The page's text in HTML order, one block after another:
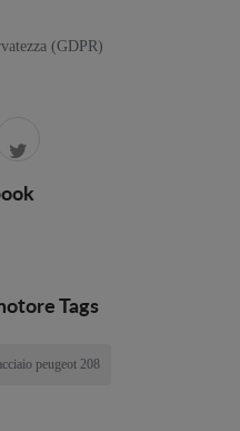
(GDPR)
Tags
peugeot 208